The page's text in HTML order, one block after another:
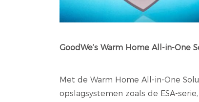
GoodWe’s Warm Home All-in-One
Met de Warm Home All-in-One
opslagsystemen zoals de ESA-